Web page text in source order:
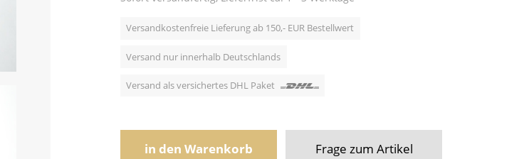
Versandkostenfreie Lieferung ab 150,- EUR Bestellwert
Versand nur innerhalb Deutschlands
Versand als versichertes DHL Paket
in den Warenkorb Frage zum Artikel